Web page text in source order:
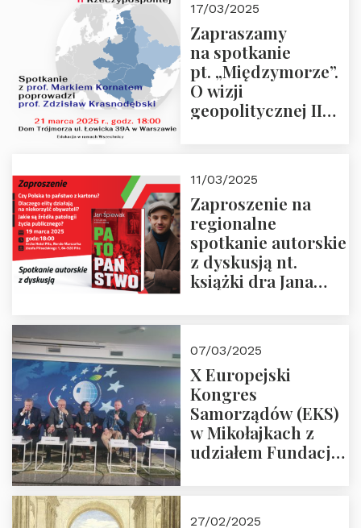
“Rosja-Niemcy…”
17/03/2025
Zapraszamy
na spotkanie
pt. „Międzymorze”.
O wizji
geopolitycznej II
i prof.
Krasnodębski
11/03/2025
Zaproszenie na
regionalne
spotkanie autorskie
z dyskusją nt.
książki dra Jana
07/03/2025
X Europejski
Kongres
Samorządów (EKS)
w Mikołajkach z
udziałem Fundacji
27/02/2025